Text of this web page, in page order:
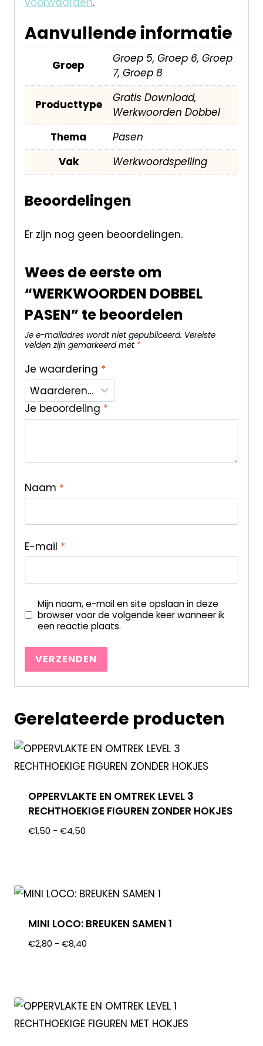
Aanvullende informatie
Groep
Groep 5, Groep 6, Groep
7, Groep 8
Producttype
Gratis Download,
Werkwoorden Dobbel
Thema
Pasen
Vak
Werkwoordspelling
Beoordelingen
Er zijn nog geen beoordelingen.
Wees de eerste om
“WERKWOORDEN DOBBEL
PASEN” te beoordelen
Je e-mailadres wordt niet gepubliceerd. Vereiste
velden zijn gemarkeerd met *
Je waardering *
Je beoordeling *
Naam *
E-mail *
Mijn naam, e-mail en site opslaan in deze
browser voor de volgende keer wanneer ik
een reactie plaats.
Gerelateerde producten
OPPERVLAKTE EN OMTREK LEVEL 3
RECHTHOEKIGE FIGUREN ZONDER HOKJES
€1,50 - €4,50
MINI LOCO: BREUKEN SAMEN 1
€2,80 - €8,40